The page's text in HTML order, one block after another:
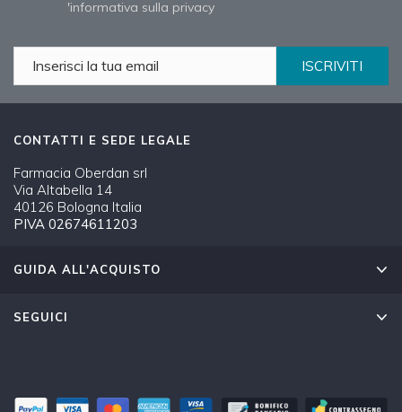
'informativa sulla privacy
ISCRIVITI
CONTATTI E SEDE LEGALE
Farmacia Oberdan srl
Via Altabella 14
40126 Bologna Italia
PIVA 02674611203
GUIDA ALL'ACQUISTO
SEGUICI